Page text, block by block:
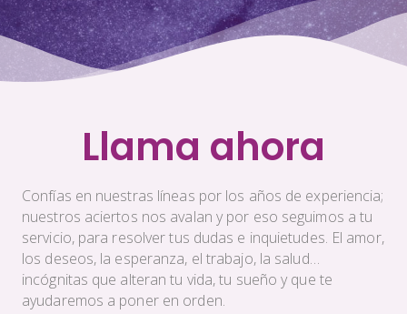
Llama ahora
Confías en nuestras líneas por los años de experiencia;
nuestros aciertos nos avalan y por eso seguimos a tu
servicio, para resolver tus dudas e inquietudes. El amor,
los deseos, la esperanza, el trabajo, la salud…
incógnitas que alteran tu vida, tu sueño y que te
ayudaremos a poner en orden.